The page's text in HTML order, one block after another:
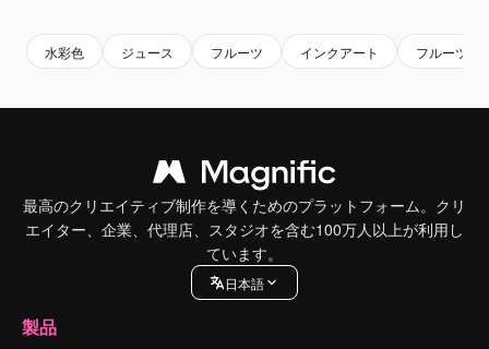
水彩色 ジュース フルーツ インクアート フルーツジ
最高のクリエイティブ制作を導くためのプラットフォーム。クリ
エイター、企業、代理店、スタジオを含む100万人以上が利用し
ています。
日本語
製品